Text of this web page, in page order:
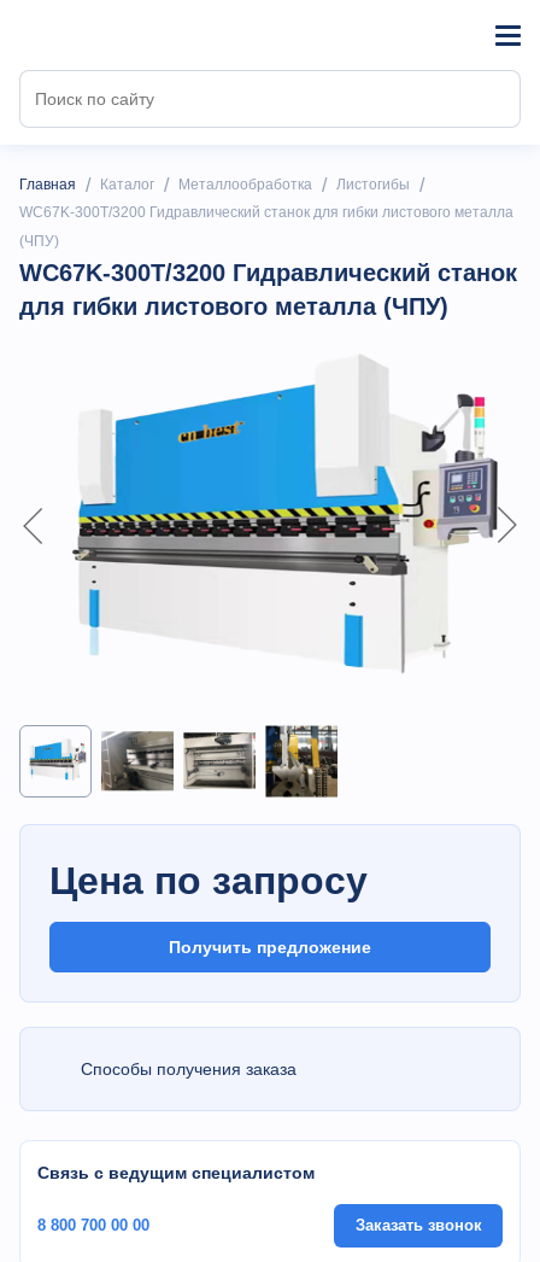
Главная / Каталог / Металлообработка / Листогибы /
WC67K-300T/3200 Гидравлический станок для гибки листового металла
(ЧПУ)
WC67K-300T/3200 Гидравлический станок
для гибки листового металла (ЧПУ)
Цена по запросу
Получить предложение
Способы получения заказа
Связь с ведущим специалистом
8 800 700 00 00 Заказать звонок